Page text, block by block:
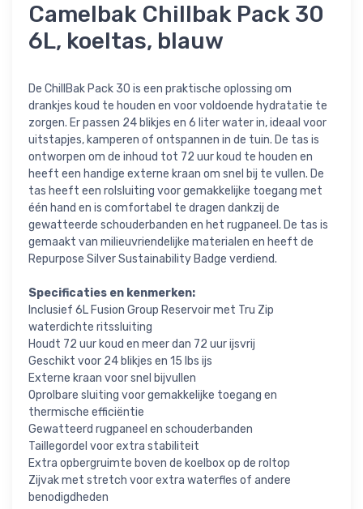
Camelbak Chillbak Pack 30
6L, koeltas, blauw
De ChillBak Pack 30 is een praktische oplossing om
drankjes koud te houden en voor voldoende hydratatie te
zorgen. Er passen 24 blikjes en 6 liter water in, ideaal voor
uitstapjes, kamperen of ontspannen in de tuin. De tas is
ontworpen om de inhoud tot 72 uur koud te houden en
heeft een handige externe kraan om snel bij te vullen. De
tas heeft een rolsluiting voor gemakkelijke toegang met
één hand en is comfortabel te dragen dankzij de
gewatteerde schouderbanden en het rugpaneel. De tas is
gemaakt van milieuvriendelijke materialen en heeft de
Repurpose Silver Sustainability Badge verdiend.
Specificaties en kenmerken:
Inclusief 6L Fusion Group Reservoir met Tru Zip
waterdichte ritssluiting
Houdt 72 uur koud en meer dan 72 uur ijsvrij
Geschikt voor 24 blikjes en 15 lbs ijs
Externe kraan voor snel bijvullen
Oprolbare sluiting voor gemakkelijke toegang en
thermische efficiëntie
Gewatteerd rugpaneel en schouderbanden
Taillegordel voor extra stabiliteit
Extra opbergruimte boven de koelbox op de roltop
Zijvak met stretch voor extra waterfles of andere
benodigdheden